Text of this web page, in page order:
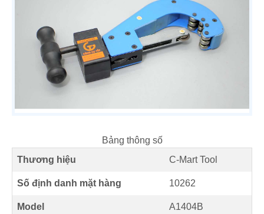
Bảng thông số
Thương hiệu
C-Mart Tool
Số định danh mặt hàng 10262
Model A1404B